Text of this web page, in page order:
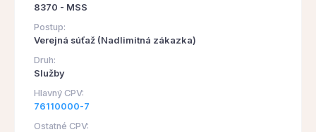
8370 - MSS
Postup:
Verejná súťaž (Nadlimitná zákazka)
Druh:
Služby
Hlavný CPV:
76110000-7
Ostatné CPV: